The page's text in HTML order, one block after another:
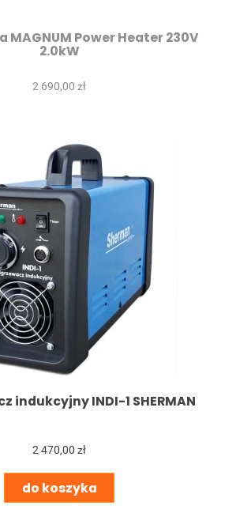
MAGNUM Power Heater 230V
2.0kW
2 690,00 zł
indukcyjny INDI-1 SHERMAN
2 470,00 zł
do koszyka